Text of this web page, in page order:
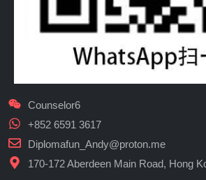
Counselor6
+852 6591 3617
Diplomafun_Andy@proton.me
170-172 Aberdeen Main Road, Hong